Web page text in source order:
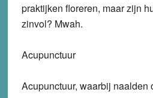
praktijken floreren, maar zijn
zinvol? Mwah.
Acupunctuur
Acupunctuur, waarbij naalden